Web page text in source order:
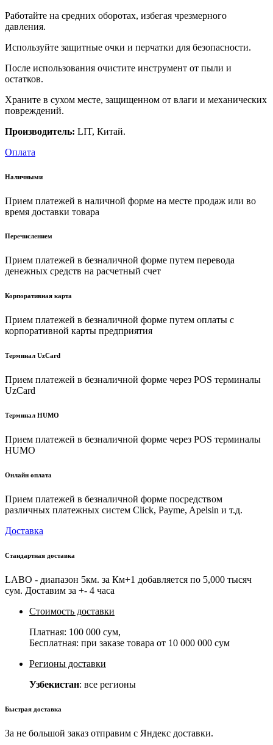
Работайте на средних оборотах, избегая чрезмерного
давления.
Используйте защитные очки и перчатки для безопасности.
После использования очистите инструмент от пыли и
остатков.
Храните в сухом месте, защищенном от влаги и механических
повреждений.
Производитель: LIT, Китай.
Оплата
Наличными
Прием платежей в наличной форме на месте продаж или во
время доставки товара
Перечислением
Прием платежей в безналичной форме путем перевода
денежных средств на расчетный счет
Корпоративная карта
Прием платежей в безналичной форме путем оплаты с
корпоративной карты предприятия
Терминал UzCard
Прием платежей в безналичной форме через POS терминалы
UzCard
Терминал HUMO
Прием платежей в безналичной форме через POS терминалы
HUMO
Онлайн оплата
Прием платежей в безналичной форме посредством
различных платежных систем Click, Payme, Apelsin и т.д.
Доставка
Стандартная доставка
LABO - диапазон 5км. за Км+1 добавляется по 5,000 тысяч
сум. Доставим за +- 4 часа
Стоимость доставки
Платная: 100 000 сум,
Бесплатная: при заказе товара от 10 000 000 сум
Регионы доставки
Узбекистан: все регионы
Быстрая доставка
За не большой заказ отправим с Яндекс доставки.